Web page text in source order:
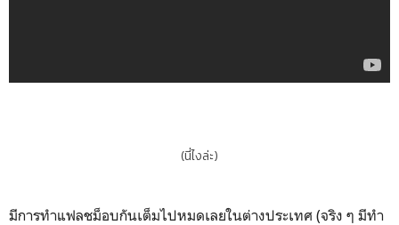
(นี่ไงล่ะ)
มีการทำแฟลชม็อบกันเต็มไปหมดเลยในต่างประเทศ (จริง ๆ มีทำ